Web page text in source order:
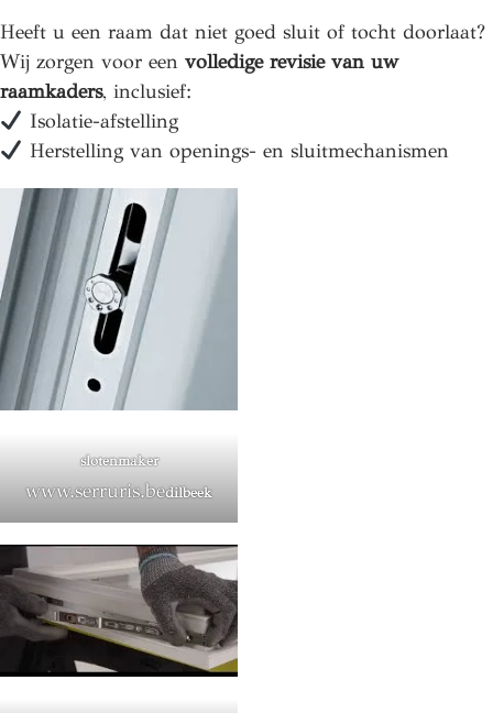
Heeft u een raam dat niet goed sluit of tocht doorlaat?
Wij zorgen voor een volledige revisie van uw
raamkaders, inclusief:
Isolatie-afstelling
Herstelling van openings- en sluitmechanismen
slotenmaker
www.serruris.bedilbeek